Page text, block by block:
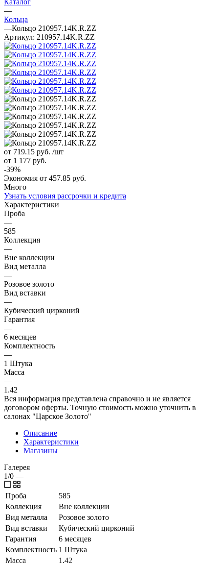
—
Кольца
—Кольцо 210957.14K.R.ZZ
Артикул: 210957.14K.R.ZZ
от 719.15 руб. /шт
от 1 177 руб.
-39%
Экономия от 457.85 руб.
Много
Узнать условия рассрочки и кредита
Характеристики
Проба
—
585
Коллекция
—
Вне коллекции
Вид металла
—
Розовое золото
Вид вставки
—
Кубический цирконий
Гарантия
—
6 месяцев
Комплектность
—
1 Штука
Масса
—
1.42
Вся информация представлена справочно и не является
договором оферты. Точную стоимость можно уточнить в
салонах "Царское Золото"
Описание
Характеристики
Магазины
Галерея
1/0 —
Проба
585
Коллекция
Вне коллекции
Вид металла
Розовое золото
Вид вставки
Кубический цирконий
Гарантия
6 месяцев
Комплектность 1 Штука
Масса
1.42